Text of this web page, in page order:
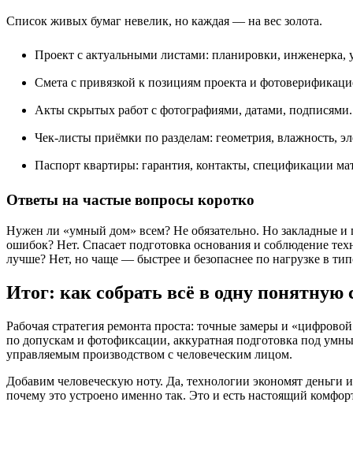
Список живых бумаг невелик, но каждая — на вес золота.
Проект с актуальными листами: планировки, инженерка,
Смета с привязкой к позициям проекта и
Акты скрытых работ с фотографиями, датами, подписями.
Чек-листы приёмки по разделам: геометрия, влажность,
Паспорт квартиры: гарантия, контакты, спецификации
Ответы на частые вопросы коротко
Нужен ли «умный дом» всем? Не обязательно. Но закладные
ошибок? Нет. Спасает подготовка основания и соблюдение
лучше? Нет, но чаще — быстрее и безопаснее по нагрузке в
Итог: как собрать всё в одну понятную
Рабочая стратегия ремонта проста: точные замеры и
по допускам и фотофиксации, аккуратная подготовка под
управляемым производством с человеческим лицом.
Добавим человеческую ноту. Да, технологии экономят деньги
почему это устроено именно так. Это и есть настоящий